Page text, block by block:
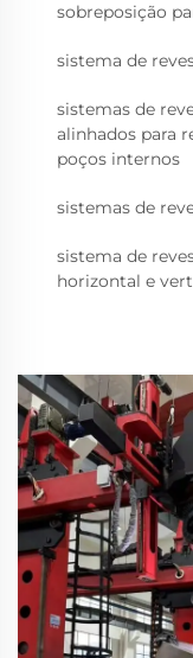
sobreposição
sistema de
sistemas de
alinhados para
poços internos
sistemas de
sistema de
horizontal e